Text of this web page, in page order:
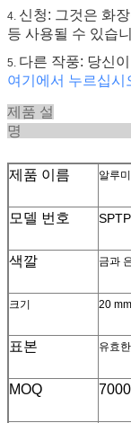
4. 신청: 그것은 화
등 사용될 수 있습
5. 다른 작풍: 당신
여기에서 누르십시
제품 설
제품 이름 알루
모델 번호
색깔 금과
크기 20 mm
표본 유효한
MOQ